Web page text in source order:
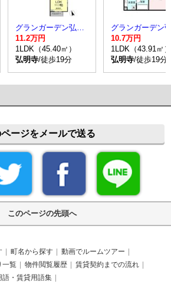
11.2万円
1LDK（45.40㎡）
弘明寺/徒歩19分
10.7万円
1LDK（43.91㎡）
弘明寺/徒歩19分
ページをメールで送る
このページの先頭へ
町名から探す
動画でルームツアー
一覧 物件閲覧履歴
賃貸契約までの流れ
語・賃貸用語集